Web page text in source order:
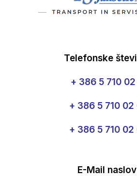
Telefonske
+ 386 5 710
+ 386 5 710 02
+ 386 5 710 02
E-Mail